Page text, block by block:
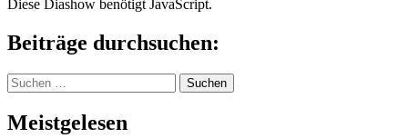
Diese Diashow benötigt JavaScript.
Beiträge durchsuchen:
Suchen
nach:
Meistgelesen